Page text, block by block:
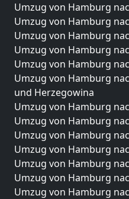
Umzug von Hamburg
Umzug von Hamburg
Umzug von Hamburg
Umzug von Hamburg
Umzug von Hamburg
Umzug von Hamburg
und Herzegowina
Umzug von Hamburg
Umzug von Hamburg
Umzug von Hamburg
Umzug von Hamburg
Umzug von Hamburg
Umzug von Hamburg
Umzug von Hamburg